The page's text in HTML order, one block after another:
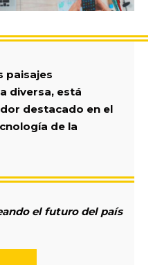
paisajes
diversa, está
destacado en el
de la
el futuro del país